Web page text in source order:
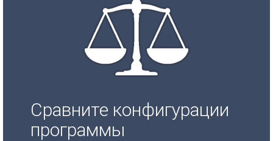
Сравните конфигурации
программы